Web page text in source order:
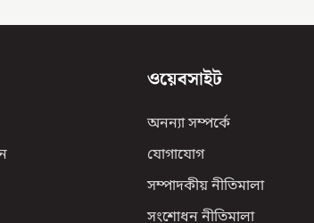
ওয়েবসাইট
অনন্যা সম্পর্কে
যোগাযোগ
সম্পাদকীয় নীতিমালা
সংশোধন নীতিমালা